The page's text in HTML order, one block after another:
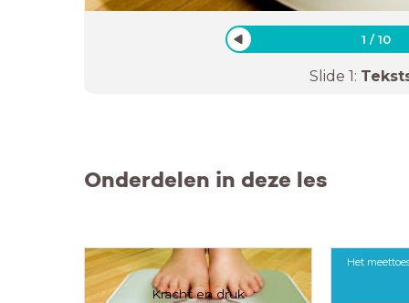
1 /10
Slide 1:
Onderdelen in deze les
Kracht en druk
Het